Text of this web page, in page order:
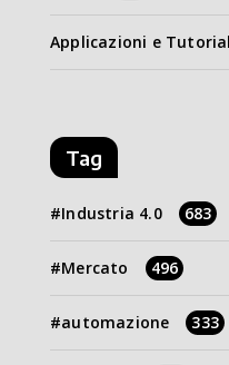
Applicazioni e Tutorial
Tag
Industria 4.0 683
Mercato 496
automazione 333